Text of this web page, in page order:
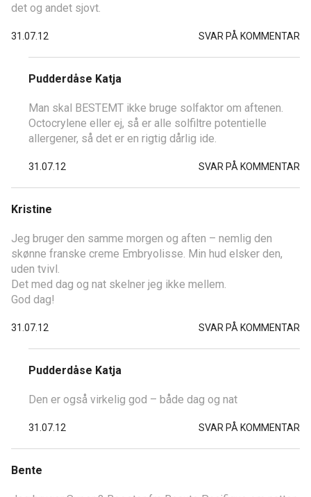
det og andet sjovt.
31.07.12 SVAR PÅ KOMMENTAR
Pudderdåse Katja
Man skal BESTEMT ikke bruge solfaktor om aftenen.
Octocrylene eller ej, så er alle solfiltre potentielle
allergener, så det er en rigtig dårlig ide.
31.07.12 SVAR PÅ KOMMENTAR
Kristine
Jeg bruger den samme morgen og aften – nemlig den
skønne franske creme Embryolisse. Min hud elsker den,
uden tvivl.
Det med dag og nat skelner jeg ikke mellem.
God dag!
31.07.12 SVAR PÅ KOMMENTAR
Pudderdåse Katja
Den er også virkelig god – både dag og nat
31.07.12 SVAR PÅ KOMMENTAR
Bente